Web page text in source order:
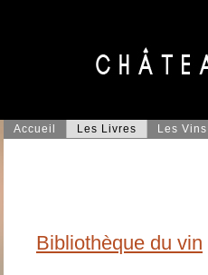
Accueil Les Livres Les Vins
Bibliothèque du vin